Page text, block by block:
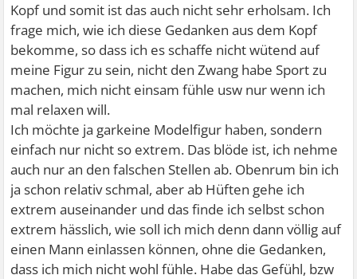
Kopf und somit ist das auch nicht sehr erholsam. Ich
frage mich, wie ich diese Gedanken aus dem Kopf
bekomme, so dass ich es schaffe nicht wütend auf
meine Figur zu sein, nicht den Zwang habe Sport zu
machen, mich nicht einsam fühle usw nur wenn ich
mal relaxen will.
Ich möchte ja garkeine Modelfigur haben, sondern
einfach nur nicht so extrem. Das blöde ist, ich nehme
auch nur an den falschen Stellen ab. Obenrum bin ich
ja schon relativ schmal, aber ab Hüften gehe ich
extrem auseinander und das finde ich selbst schon
extrem hässlich, wie soll ich mich denn dann völlig auf
einen Mann einlassen können, ohne die Gedanken,
dass ich mich nicht wohl fühle. Habe das Gefühl, bzw